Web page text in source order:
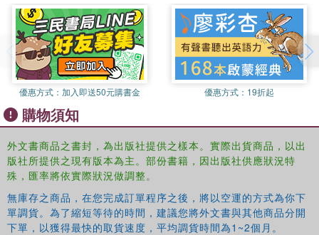
優惠方式： 加入即送50元購書金 優惠方式： 19折起
購物須知
外文書商品之書封，為出版社提供之樣本。實際出貨商品，以出
版社所提供之現有版本為主。部份書籍，因出版社供應狀況特
殊，匯率將依實際狀況做調整。
無庫存之商品，在您完成訂單程序之後，將以空運的方式為你下
單調貨。為了縮短等待的時間，建議您將外文書與其他商品分開
下單，以獲得最快的取貨速度，平均調貨時間為1~2個月。